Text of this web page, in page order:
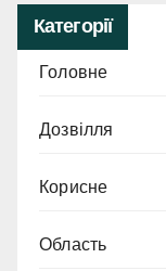
Категорії
Головне
Дозвілля
Корисне
Область